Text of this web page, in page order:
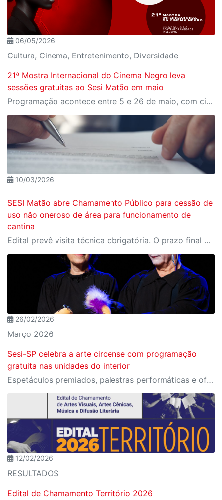
06/05/2026
Cultura, Cinema, Entretenimento, Diversidade
21ª Mostra Internacional do Cinema Negro leva
sessões gratuitas ao Sesi Matão em maio
Programação acontece entre 5 e 26 de maio, com cinco exibições gratuitas e reserva de ingressos pelo Meu SESI
10/03/2026
SESI Matão abre Chamamento Público para cessão de
uso não oneroso de área para funcionamento de
cantina
Edital prevê visita técnica obrigatória. O prazo final para entrega de envelopes é dia 08 de junho, às 17h.
26/02/2026
Março 2026
Sesi-SP celebra a arte circense com programação
gratuita nas unidades do interior
Espetáculos premiados, palestras performáticas e oficinas de palhaçaria feminina em cidades como Campinas, Taubaté e Santos.
12/02/2026
RESULTADOS
Edital de Chamamento Território 2026